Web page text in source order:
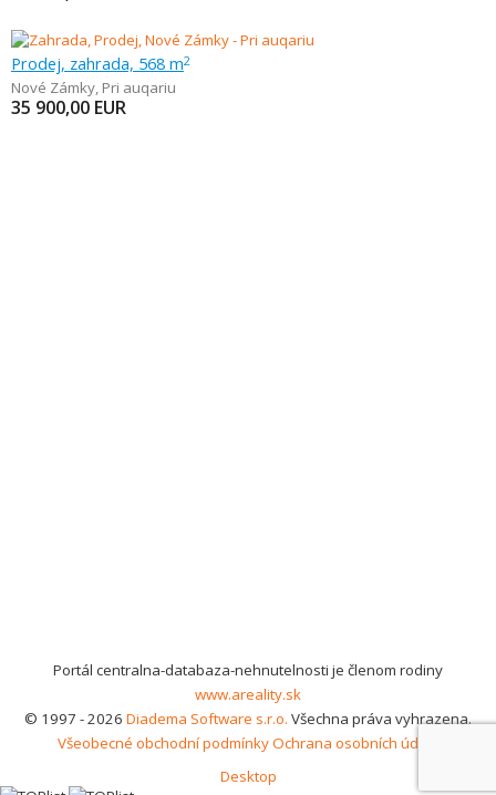
Prodej, zahrada, 568 m2
Nové Zámky, Pri auqariu
35 900,00 EUR
Portál centralna-databaza-nehnutelnosti je členom rodiny
www.areality.sk
© 1997 - 2026 Diadema Software s.r.o. Všechna práva vyhrazena.
Všeobecné obchodní podmínkyOchrana osobních údajů
Desktop